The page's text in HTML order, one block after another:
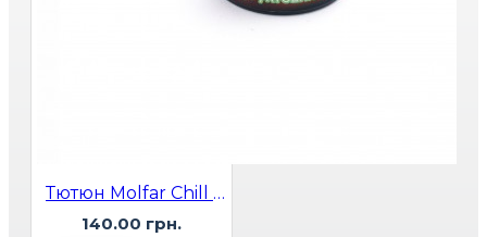
Тютюн Molfar Chill Line Фруктовий Сад (Манго, Персик, Нектарин, Яблуко) 40 г
140.00 грн.